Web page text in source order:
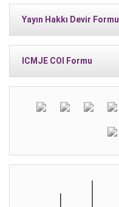
Yayın Hakkı Devir Formu
ICMJE COI Formu